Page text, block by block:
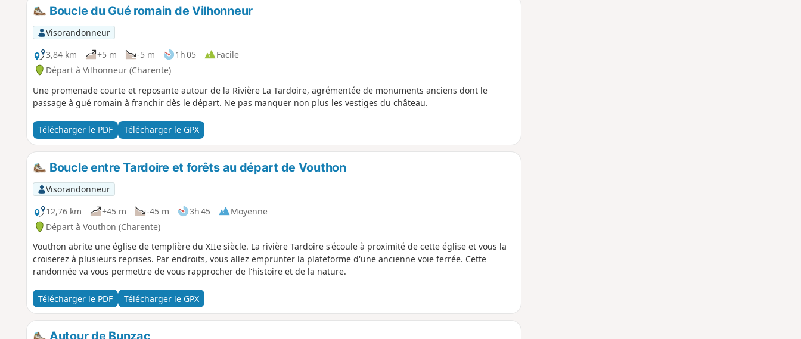
Boucle du Gué romain de Vilhonneur
Visorandonneur
3,84 km
+5 m -5 m 1h 05
Facile
Départ à Vilhonneur (Charente)
Une promenade courte et reposante autour de la Rivière La Tardoire, agrémentée de monuments anciens dont le
passage à gué romain à franchir dès le départ. Ne pas manquer non plus les vestiges du château.
Télécharger le PDF Télécharger le GPX
Boucle entre Tardoire et forêts au départ de Vouthon
Visorandonneur
12,76 km
+45 m -45 m 3h 45
Moyenne
Départ à Vouthon (Charente)
Vouthon abrite une église de templière du XIIe siècle. La rivière Tardoire s'écoule à proximité de cette église et vous la
croiserez à plusieurs reprises. Par endroits, vous allez emprunter la plateforme d'une ancienne voie ferrée. Cette
randonnée va vous permettre de vous rapprocher de l'histoire et de la nature.
Télécharger le PDF Télécharger le GPX